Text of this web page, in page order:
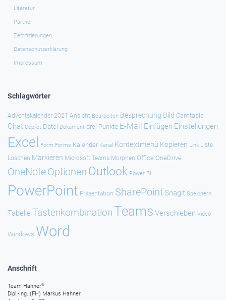
Literatur
Partner
Zertifizierungen
Datenschutzerklärung
Impressum
Schlagwörter
Adventskalender 2021 Ansicht Bearbeiten Besprechung Bild Camtasia
Chat Copilot Datei Dokument drei Punkte E-Mail Einfügen Einstellungen
Excel Form Forms Kalender Kanal Kontextmenü Kopieren Link Liste
Löschen Markieren Microsoft Teams Morphen Office OneDrive
OneNoteOptionen Outlook Power BI
PowerPoint Präsentation SharePointSnagit Speichern
Tabelle TastenkombinationTeams Verschieben Video
Windows Word
Anschrift
Team Hahner®
Dipl.-Ing. (FH) Markus Hahner